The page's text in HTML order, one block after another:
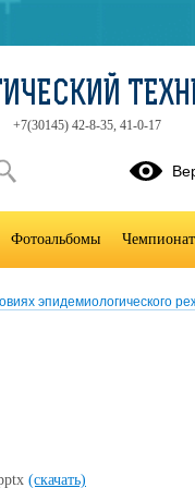
эпидемиологического
(скачать)
+7(30145) 42-8-35, 41-0-17
Фотоальбомы